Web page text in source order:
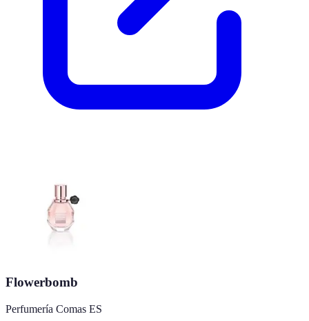
Flowerbomb
Perfumería Comas ES